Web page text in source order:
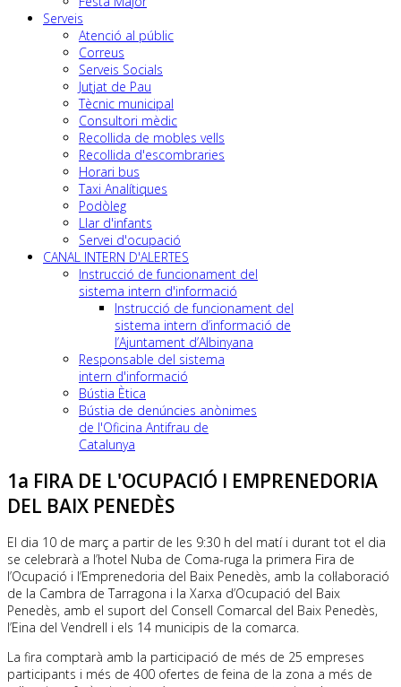
Serveis
Atenció al públic
Correus
Serveis Socials
Jutjat de Pau
Tècnic municipal
Consultori mèdic
Recollida de mobles vells
Recollida d'escombraries
Horari bus
Taxi Analítiques
Podòleg
Llar d'infants
Servei d'ocupació
CANAL INTERN D'ALERTES
Instrucció de funcionament del
sistema intern d'informació
Instrucció de funcionament del
sistema intern d’informació de
l’Ajuntament d’Albinyana
Responsable del sistema
intern d'informació
Bústia Ètica
Bústia de denúncies anònimes
de l'Oficina Antifrau de
Catalunya
1a FIRA DE L'OCUPACIÓ I EMPRENEDORIA
DEL BAIX PENEDÈS
El dia 10 de març a partir de les 9:30 h del matí i durant tot el dia
se celebrarà a l’hotel Nuba de Coma-ruga la primera Fira de
l’Ocupació i l’Emprenedoria del Baix Penedès, amb la col·laboració
de la Cambra de Tarragona i la Xarxa d’Ocupació del Baix
Penedès, amb el suport del Consell Comarcal del Baix Penedès,
l’Eina del Vendrell i els 14 municipis de la comarca.
La fira comptarà amb la participació de més de 25 empreses
participants i més de 400 ofertes de feina de la zona a més de